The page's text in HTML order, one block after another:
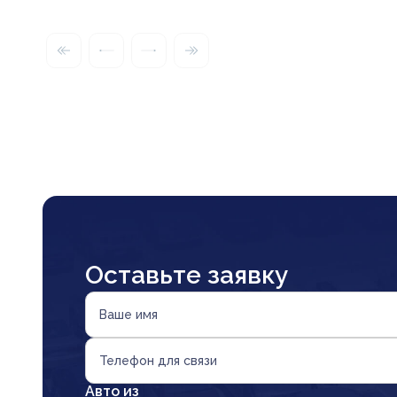
Оставьте заявку
Ваше имя
Телефон для связи
Авто из